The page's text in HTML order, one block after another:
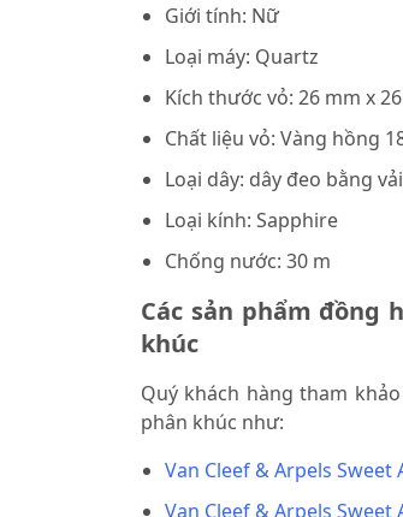
Giới tính: Nữ
Loại máy: Quartz
Kích thước vỏ: 26 mm x
Chất liệu vỏ: Vàng hồng
Loại dây: dây đeo bằng
Loại kính: Sapphire
Chống nước: 30 m
Các sản phẩm đồng
khúc
Quý khách hàng tham
phân khúc như:
Van Cleef & Arpels Sweet
Van Cleef & Arpels Sweet